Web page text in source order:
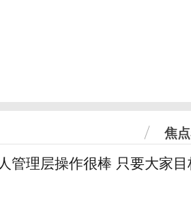
焦
管理层操作很棒 只要大家